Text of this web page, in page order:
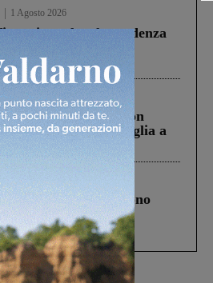
1 Agosto 2026
oltre la scadenza
d’Italia: “Un
struttura di Castiglion
aveva ucciso la figlia a
in A1 in cui morirono
Lo schianto, il
sorpassi fra tir....